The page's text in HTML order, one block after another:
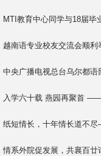
MTI教育中心同学与18届毕
越南语专业校友交流会顺利
中央广播电视总台乌尔都
入学六十载 燕园再聚首
纸短情长，十年情长道不
情系外院促发展，共襄百